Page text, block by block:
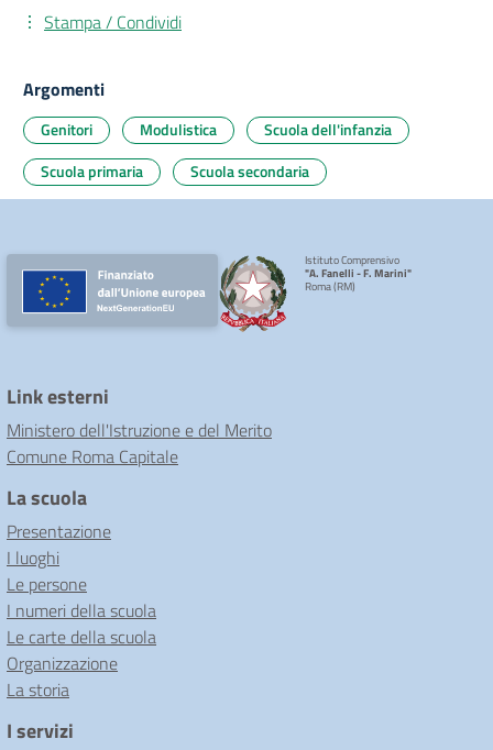
Stampa / Condividi
Argomenti
Genitori Modulistica
Scuola dell'infanzia
Scuola primaria
Scuola secondaria
Istituto Comprensivo
"A. Fanelli - F. Marini"
Roma (RM)
Link esterni
Ministero dell'Istruzione e del Merito
Comune Roma Capitale
La scuola
Presentazione
I luoghi
Le persone
I numeri della scuola
Le carte della scuola
Organizzazione
La storia
I servizi